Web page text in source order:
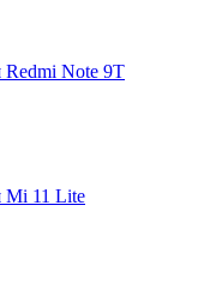
Note 9T
Mi 11 Lite